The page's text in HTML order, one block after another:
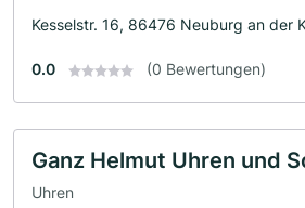
Kesselstr. 16, 86476 Neuburg an der
0.0 (0 Bewertungen)
Ganz Helmut Uhren und
Uhren